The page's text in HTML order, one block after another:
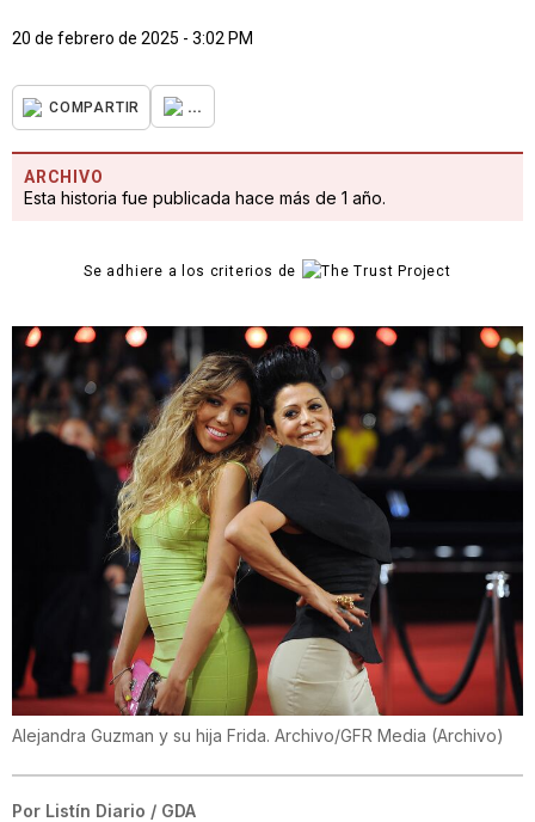
20 de febrero de 2025 - 3:02 PM
COMPARTIR ...
ARCHIVO
Esta historia fue publicada hace más de 1 año.
Se adhiere a los criterios de
Alejandra Guzman y su hija Frida. Archivo/GFR Media (Archivo)
Por Listín Diario / GDA